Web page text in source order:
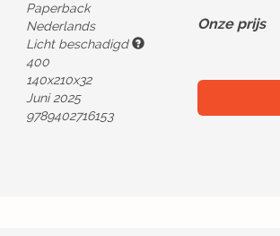
Paperback
Nederlands
Licht beschadigd
400
140x210x32
Juni 2025
9789402716153
Onze prijs